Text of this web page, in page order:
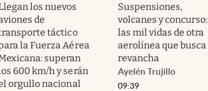
los nuevos
de
táctico
la Fuerza Aérea
superan
600 km/h y serán
orgullo nacional
Suspensiones,
volcanes y concurso:
las mil vidas de otra
aerolínea que busca
revancha
Ayelén Trujillo
09:39